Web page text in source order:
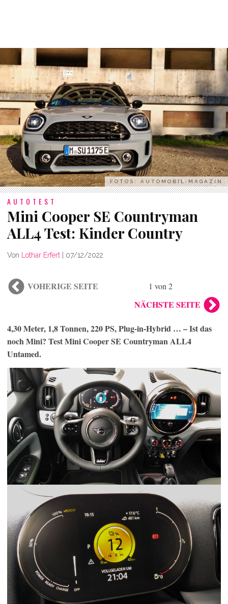
FOTOS: AUTOMOBIL-MAGAZIN
AUTOTEST
Mini Cooper SE Countryman
ALL4 Test: Kinder Country
Von Lothar Erfert | 07/12/2022
VOHERIGE SEITE 1 von 2
NÄCHSTE SEITE
4,30 Meter, 1,8 Tonnen, 220 PS, Plug-in-Hybrid … – Ist das
noch Mini? Test Mini Cooper SE Countryman ALL4
Untamed.